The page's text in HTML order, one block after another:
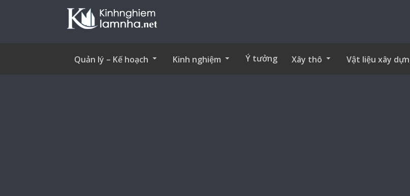
Quản lý – Kế hoạch Kinh nghiệm Ý tưởng Xây thô Vật liệu xây